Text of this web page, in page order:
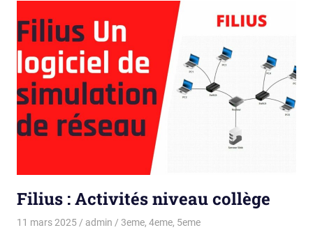
Filius : Activités niveau collège
11 mars 2025 admin 3eme, 4eme, 5eme